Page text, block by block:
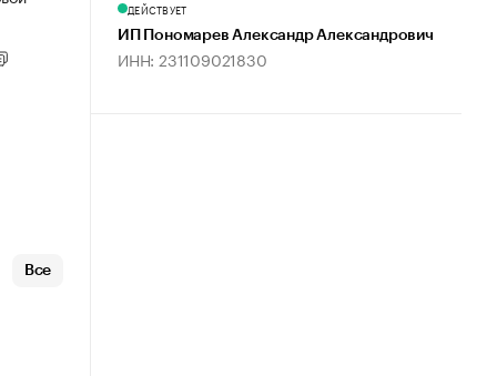
Все
ДЕЙСТВУЕТ
ИП Пономарев Александр Александрович
ИНН: 231109021830